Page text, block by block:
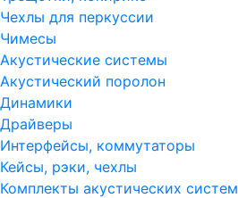
Чехлы для перкуссии
Чимесы
Акустические системы
Акустический поролон
Динамики
Драйверы
Интерфейсы, коммутаторы
Кейсы, рэки, чехлы
Комплекты акустических систем